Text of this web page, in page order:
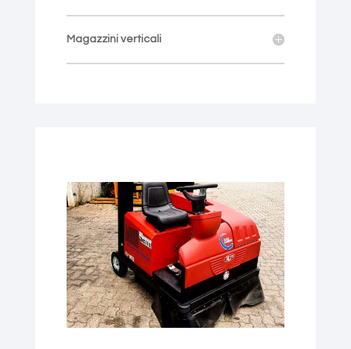
Magazzini verticali